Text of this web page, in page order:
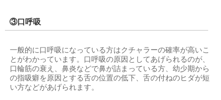
③口呼吸
一般的に口呼吸になっている方はクチャラーの確率が高いこ
とがわかっています。口呼吸の原因としてあげられるのが、
口輪筋の衰え、鼻炎などで鼻が詰まっている方、幼少期から
の指吸癖を原因とする舌の位置の低下、舌の付ねのヒダが短
い方などがあげられます。